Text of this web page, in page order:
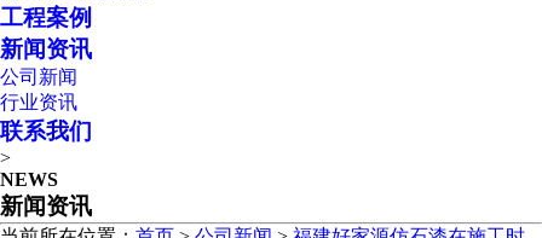
工程案例
新闻资讯
公司新闻
行业资讯
联系我们
>
NEWS
新闻资讯